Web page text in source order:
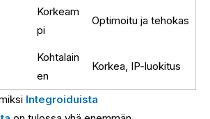
Korkeam
pi
Optimoitu ja tehokas
Kohtalain
en
Korkea, IP-luokitus
Integroiduista